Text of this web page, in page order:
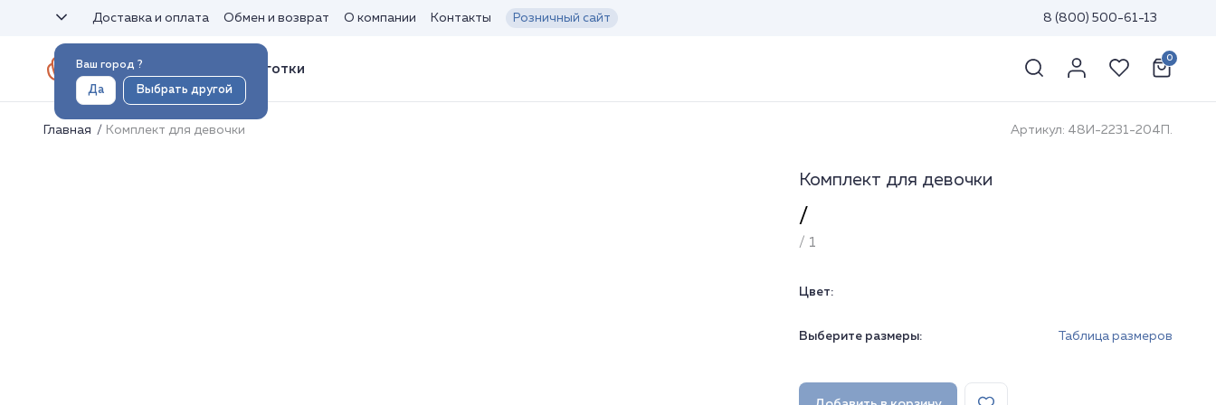
Ваш город ?
Да Выбрать другой
Доставка и оплата Обмен и возврат О компании Контакты Розничный сайт 8 (800) 500-61-13
Носки и колготки
0
Главная Комплект для девочки Артикул: 48И-2231-204П.
Комплект для девочки
/
/ 1
Цвет:
Выберите размеры: Таблица размеров